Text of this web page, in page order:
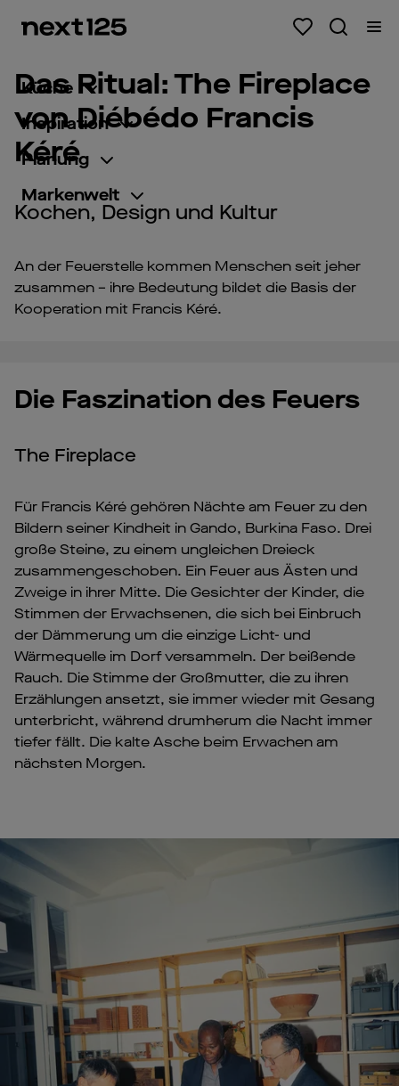
Küche
Inspiration
Planung
Markenwelt
Das Ritual: The Fireplace
von Diébédo Francis
Kéré
Kochen, Design und Kultur
An der Feuerstelle kommen Menschen seit jeher
zusammen – ihre Bedeutung bildet die Basis der
Kooperation mit Francis Kéré.
Die Faszination des Feuers
The Fireplace
Für Francis Kéré gehören Nächte am Feuer zu den
Bildern seiner Kindheit in Gando, Burkina Faso. Drei
große Steine, zu einem ungleichen Dreieck
zusammengeschoben. Ein Feuer aus Ästen und
Zweige in ihrer Mitte. Die Gesichter der Kinder, die
Stimmen der Erwachsenen, die sich bei Einbruch
der Dämmerung um die einzige Licht- und
Wärmequelle im Dorf versammeln. Der beißende
Rauch. Die Stimme der Großmutter, die zu ihren
Erzählungen ansetzt, sie immer wieder mit Gesang
unterbricht, während drumherum die Nacht immer
tiefer fällt. Die kalte Asche beim Erwachen am
nächsten Morgen.